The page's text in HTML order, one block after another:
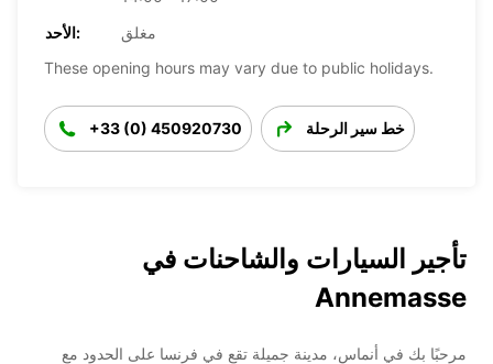
الأحد:
مغلق
These opening hours may vary due to public holidays.
+33 (0) 450920730 خط سير الرحلة
تأجير السيارات والشاحنات في
Annemasse
مرحبًا بك في أنماس، مدينة جميلة تقع في فرنسا على الحدود مع